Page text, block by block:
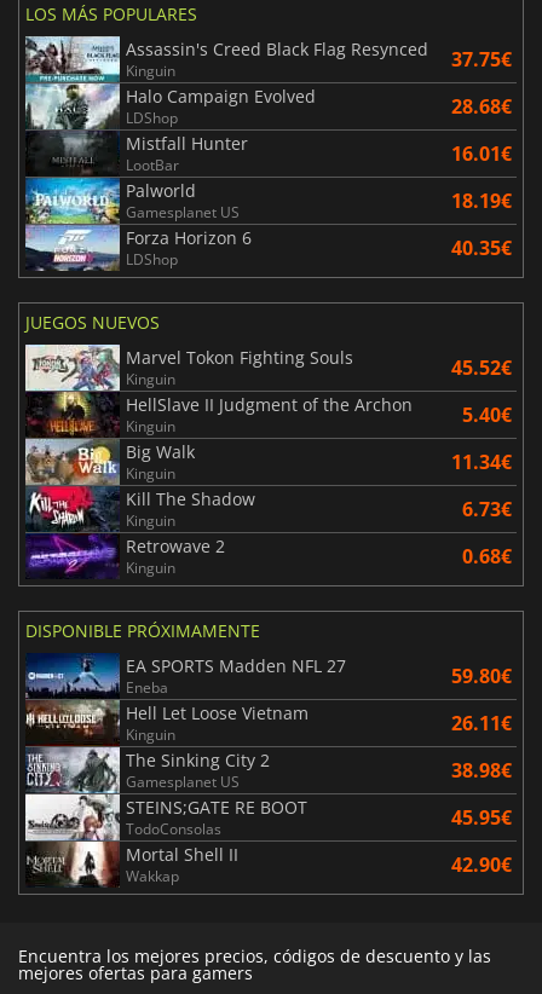
LOS MÁS POPULARES
Assassin's Creed Black Flag Resynced
Kinguin 37.75€
Halo Campaign Evolved
LDShop 28.68€
Mistfall Hunter
LootBar 16.01€
Palworld
Gamesplanet US 18.19€
Forza Horizon 6
LDShop 40.35€
JUEGOS NUEVOS
Marvel Tokon Fighting Souls
Kinguin 45.52€
HellSlave II Judgment of the Archon
Kinguin 5.40€
Big Walk
Kinguin 11.34€
Kill The Shadow
Kinguin 6.73€
Retrowave 2
Kinguin 0.68€
DISPONIBLE PRÓXIMAMENTE
EA SPORTS Madden NFL 27
Eneba 59.80€
Hell Let Loose Vietnam
Kinguin 26.11€
The Sinking City 2
Gamesplanet US 38.98€
STEINS;GATE RE BOOT
TodoConsolas 45.95€
Mortal Shell II
Wakkap 42.90€
Encuentra los mejores precios, códigos de descuento y las
mejores ofertas para gamers